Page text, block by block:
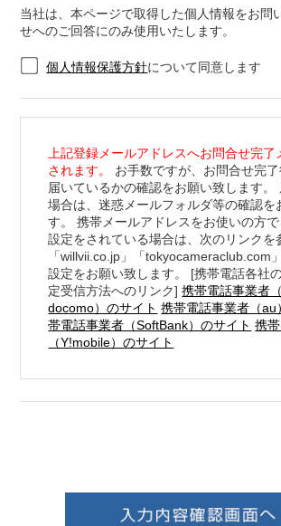
当社は、本ページで取得した個人情報をお問
せへのご回答にのみ使用いたします。
個人情報保護方針について同意します
上記登録メールアドレスへお問合せ完
されます。
お手数ですが、お問合せ完
届いているかの確認をお願い致します。
場合は、迷惑メールフォルダ等の確認を
す。 携帯メールアドレスをお使いの方
設定をされている場合は、次のリンクを
「willvii.co.jp」「tokyocameraclub.com
設定をお願い致します。 [携帯電話各社
定受信方法へのリンク]携帯電話事業者
docomo）のサイト 携帯電話事業者（au
帯電話事業者（SoftBank）のサイト 携
（Y!mobile）のサイト